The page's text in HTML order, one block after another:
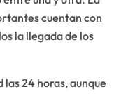
cuentan con
la llegada de los
24 horas, aunque